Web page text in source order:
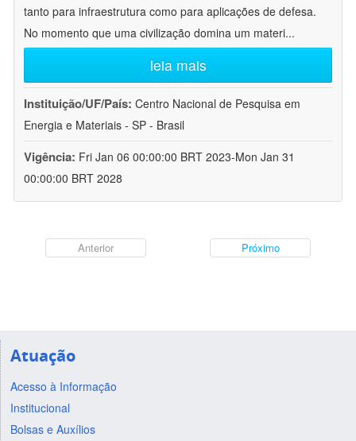
tanto para infraestrutura como para aplicações de defesa.
No momento que uma civilização domina um materi...
leia mais
Instituição/UF/País: Centro Nacional de Pesquisa em
Energia e Materiais - SP - Brasil
Vigência: Fri Jan 06 00:00:00 BRT 2023-Mon Jan 31
00:00:00 BRT 2028
Anterior Próximo
Atuação
Acesso à Informação
Institucional
Bolsas e Auxílios